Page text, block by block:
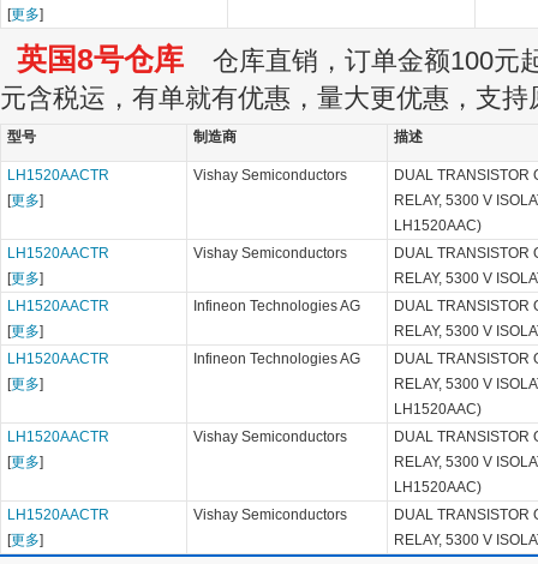
[更多]
英国8号仓库 仓库直销，订单金额100元
元含税运，有单就有优惠，量大更优惠，支持
型号 制造商 描述
LH1520AACTR
[更多]
Vishay Semiconductors
DUAL TRANSISTOR
RELAY, 5300 V
LH1520AAC)
LH1520AACTR
[更多]
Vishay Semiconductors
DUAL TRANSISTOR
RELAY, 5300 V
LH1520AACTR
[更多]
Infineon Technologies AG
DUAL TRANSISTOR
RELAY, 5300 V
LH1520AACTR
[更多]
Infineon Technologies AG
DUAL TRANSISTOR
RELAY, 5300 V
LH1520AAC)
LH1520AACTR
[更多]
Vishay Semiconductors
DUAL TRANSISTOR
RELAY, 5300 V
LH1520AAC)
LH1520AACTR
[更多]
Vishay Semiconductors
DUAL TRANSISTOR
RELAY, 5300 V